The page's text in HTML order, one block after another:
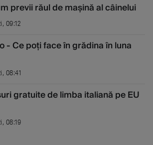
previi răul de mașină al câinelui
09:12
- Ce poți face în grădina în luna
08:41
gratuite de limba italiană pe EU
08:19